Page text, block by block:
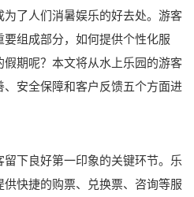
为了人们消暑娱乐的好去处。游客
组成部分，如何提供个性化服
期呢？本文将从水上乐园的游客
安全保障和客户反馈五个方面进
下良好第一印象的关键环节。乐
供快捷的购票、兑换票、咨询等服